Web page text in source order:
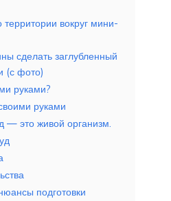
территории вокруг мини-
сделать заглубленный
(с фото)
руками?
руками
— это живой организм.
подготовки